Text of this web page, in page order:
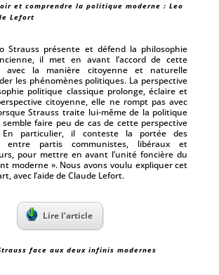
et comprendre la politique moderne : Leo
Lefort
Strauss présente et défend la philosophie
il met en avant l’accord de cette
avec la manière citoyenne et naturelle
les phénomènes politiques. La perspective
politique classique prolonge, éclaire et
citoyenne, elle ne rompt pas avec
Strauss traite lui-même de la politique
semble faire peu de cas de cette perspective
En particulier, il conteste la portée des
entre partis communistes, libéraux et
pour mettre en avant l’unité foncière du
moderne ». Nous avons voulu expliquer cet
avec l’aide de Claude Lefort.
Lire l’article
face aux deux infinis modernes